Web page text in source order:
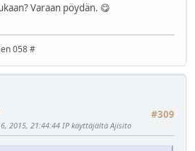
Varaan pöydän. 😋
058 #
#309
2015, 21:44:44 IP käyttäjältä Ajisito